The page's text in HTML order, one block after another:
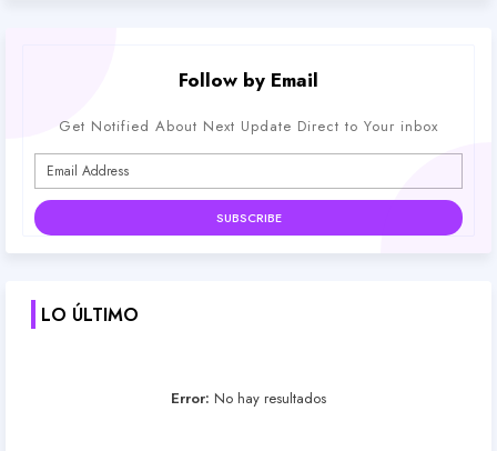
Follow by Email
Get Notified About Next Update Direct to Your inbox
LO ÚLTIMO
Error: No hay resultados